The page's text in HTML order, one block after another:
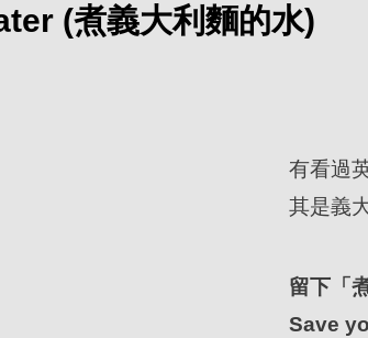
(煮義大利麵的水)
有看過
其是義
留下「
Save